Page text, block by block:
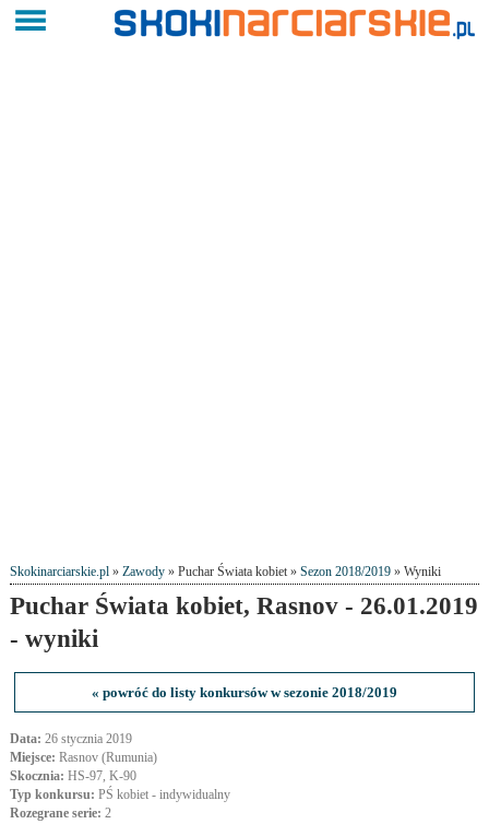
Skokinarciarskie.pl» Zawody» Puchar Świata kobiet » Sezon 2018/2019» Wyniki
Puchar Świata kobiet, Rasnov - 26.01.2019
- wyniki
« powróć do listy konkursów w sezonie 2018/2019
Data: 26 stycznia 2019
Miejsce: Rasnov (Rumunia)
Skocznia: HS-97, K-90
Typ konkursu: PŚ kobiet - indywidualny
Rozegrane serie: 2